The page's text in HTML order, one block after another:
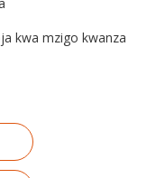
kwa mzigo kwanza